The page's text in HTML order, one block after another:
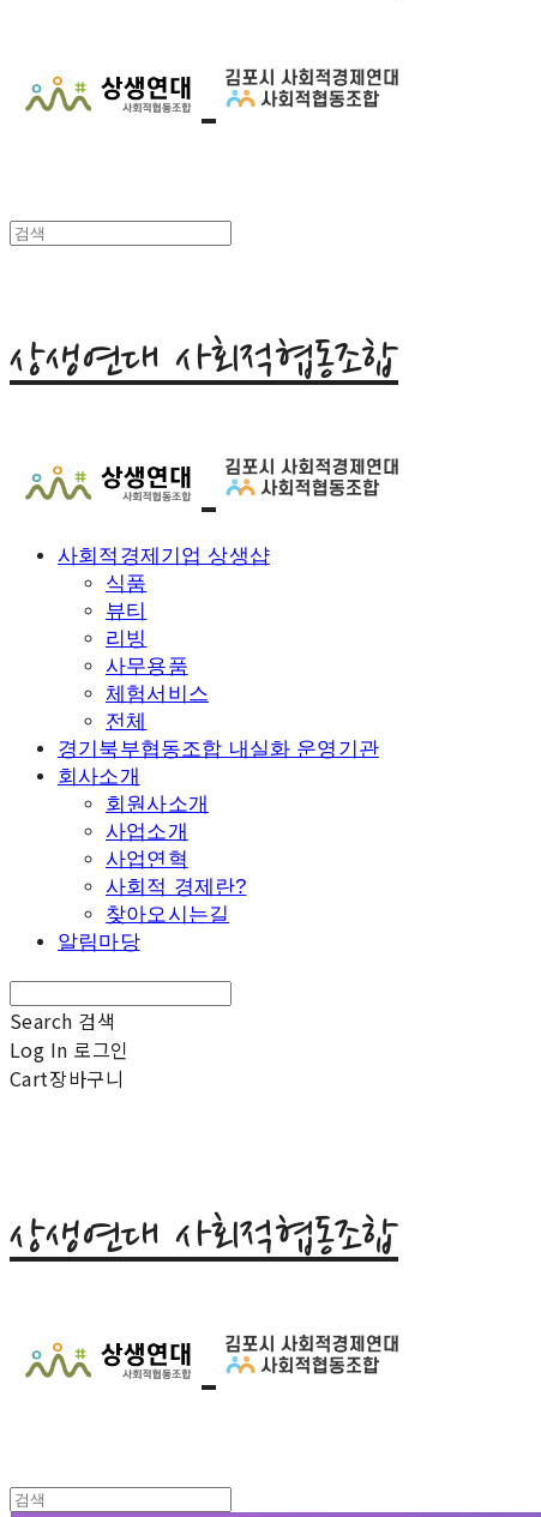
상생연대 사회적협동조합
사회적경제기업 상생샵
식품
뷰티
리빙
사무용품
체험서비스
전체
경기북부협동조합 내실화 운영기관
회사소개
회원사소개
사업소개
사업연혁
사회적 경제란?
찾아오시는길
알림마당
Search 검색
Log In 로그인
Cart장바구니
상생연대 사회적협동조합